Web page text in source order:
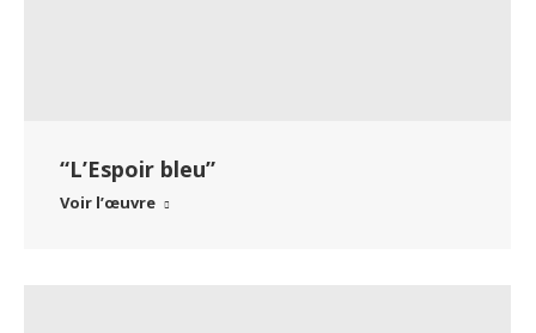
“L’Espoir bleu”
Voir l’œuvre